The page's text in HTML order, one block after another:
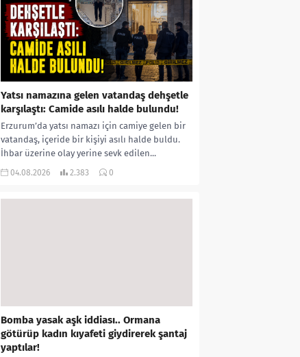
Yatsı namazına gelen vatandaş dehşetle
karşılaştı: Camide asılı halde bulundu!
Erzurum’da yatsı namazı için camiye gelen bir
vatandaş, içeride bir kişiyi asılı halde buldu.
İhbar üzerine olay yerine sevk edilen...
04.08.2026 2.383 0
Bomba yasak aşk iddiası.. Ormana
götürüp kadın kıyafeti giydirerek şantaj
yaptılar!